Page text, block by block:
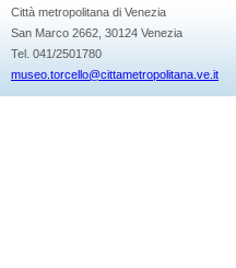
Città metropolitana di Venezia
San Marco 2662, 30124 Venezia
Tel. 041/2501780
museo.torcello@cittametropolitana.ve.it